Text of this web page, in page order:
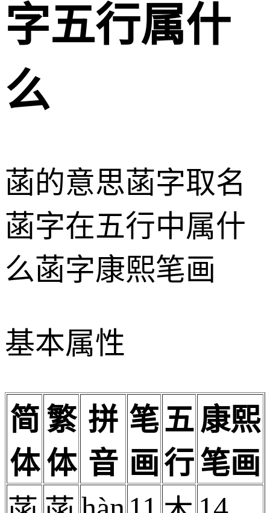
字五行属什
么
菡的意思菡字取名
菡字在五行中属什
么菡字康熙笔画
基本属性
简
体
繁
体
拼
音
笔
画
五
行
康熙
笔画